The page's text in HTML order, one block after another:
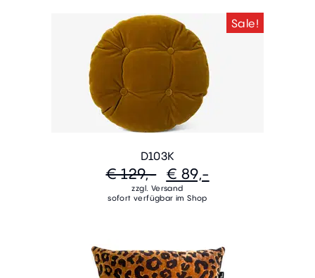
Sale!
D103K
€ 129,- € 89,-
zzgl. Versand
sofort verfügbar im Shop